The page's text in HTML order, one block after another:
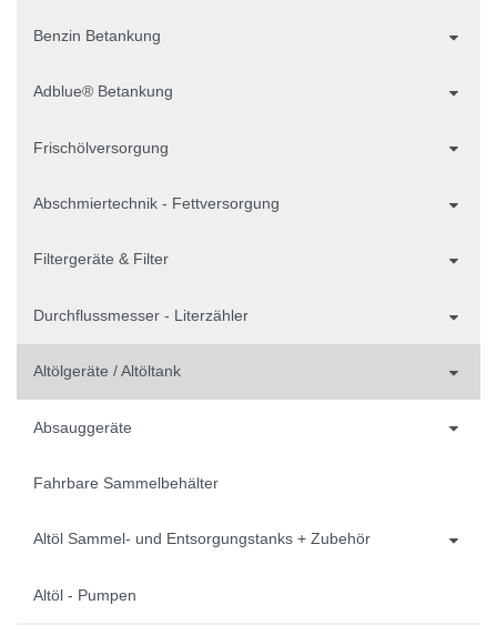
Benzin Betankung
Adblue® Betankung
Frischölversorgung
Abschmiertechnik - Fettversorgung
Filtergeräte & Filter
Durchflussmesser - Literzähler
Altölgeräte / Altöltank
Absauggeräte
Fahrbare Sammelbehälter
Altöl Sammel- und Entsorgungstanks + Zubehör
Altöl - Pumpen